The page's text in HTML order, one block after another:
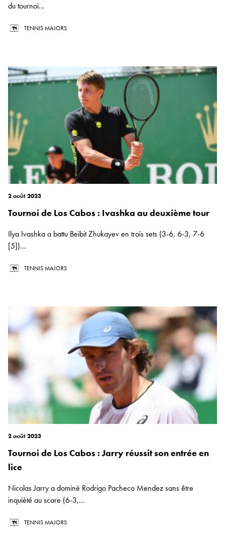
du tournoi...
TENNIS MAJORS
2 août 2023
Tournoi de Los Cabos : Ivashka au deuxième tour
Ilya Ivashka a battu Beibit Zhukayev en trois sets (3-6, 6-3, 7-6
[5])...
TENNIS MAJORS
2 août 2023
Tournoi de Los Cabos : Jarry réussit son entrée en
lice
Nicolas Jarry a dominé Rodrigo Pacheco Mendez sans être
inquiété au score (6-3,...
TENNIS MAJORS